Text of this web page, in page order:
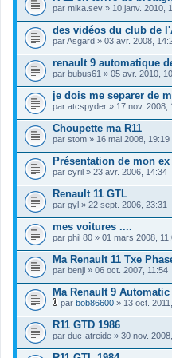
par mika.sev » 10 janv. 2010,
des vidéos du club de
parAsgard » 03 avr. 2008,
renault 9 automatique
par bubus61 » 05 avr. 2010,
je dois me separer de
par atcspyder » 17 nov. 2008,
Choupette ma R11
par stom » 16 mai 2008, 19:19
Présentation de mon ex
par cyril » 23 avr. 2006, 14:34
Renault 11 GTL
par gyl » 22 sept. 2006, 23:31
mes voitures ....
par phil 80 » 01 mars 2008,
Ma Renault 11 Txe
par benji » 06 oct. 2007, 11:54
Ma Renault 9 Automatic
F
i
c
h
i
par bob86600 » 13 oct.
R11 GTD 1986
par duc-atreide » 30 nov.